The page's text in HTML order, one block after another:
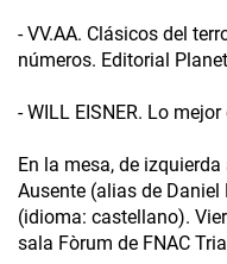
- VV.AA. Clásicos del
números. Editorial
- WILL EISNER. Lo
En la mesa, de
Ausente (alias de
(idioma: castellano).
sala Fòrum de FNAC